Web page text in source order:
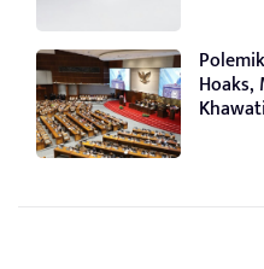
Hoaks,